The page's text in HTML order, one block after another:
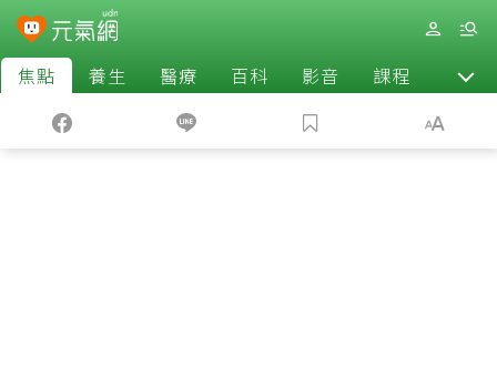
焦點 養生 醫療 百科 影音 課程 退休